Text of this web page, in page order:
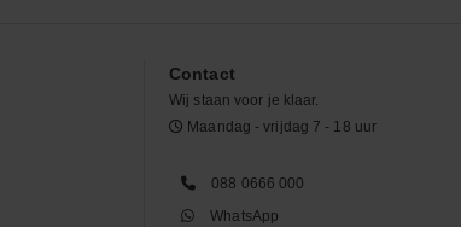
Contact
Wij staan voor je klaar.
Maandag - vrijdag 7 - 18 uur
088 0666 000
WhatsApp